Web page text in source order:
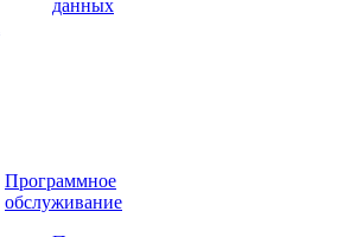
данных
Программное
обслуживание